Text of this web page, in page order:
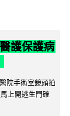
護保護病
院手術室鏡頭拍
上開逃生門確